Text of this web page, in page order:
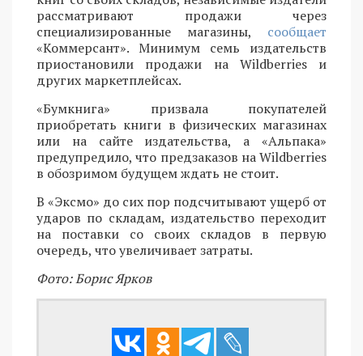
рассматривают продажи через
специализированные магазины, сообщает
«Коммерсант». Минимум семь издательств
приостановили продажи на Wildberries и
других маркетплейсах.
«Бумкнига» призвала покупателей
приобретать книги в физических магазинах
или на сайте издательства, а «Альпака»
предупредило, что предзаказов на Wildberries
в обозримом будущем ждать не стоит.
В «Эксмо» до сих пор подсчитывают ущерб от
ударов по складам, издательство переходит
на поставки со своих складов в первую
очередь, что увеличивает затраты.
Фото: Борис Ярков